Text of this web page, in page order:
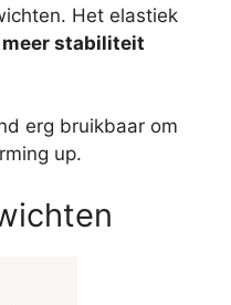
Het elastiek
meer stabiliteit
erg bruikbaar om
up.